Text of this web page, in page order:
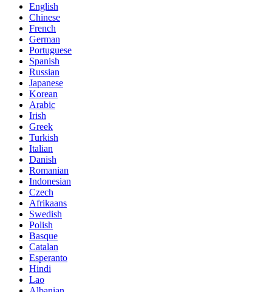
English
Chinese
French
German
Portuguese
Spanish
Russian
Japanese
Korean
Arabic
Irish
Greek
Turkish
Italian
Danish
Romanian
Indonesian
Czech
Afrikaans
Swedish
Polish
Basque
Catalan
Esperanto
Hindi
Lao